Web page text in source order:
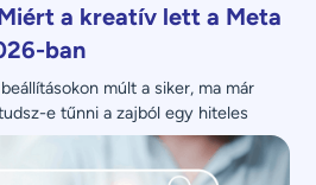
a kreatív lett a Meta
ban
múlt a siker, ma már
e tűnni a zajból egy hiteles